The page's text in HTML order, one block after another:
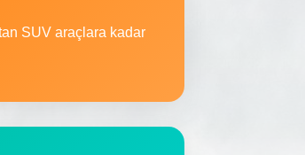
SUV araçlara kadar